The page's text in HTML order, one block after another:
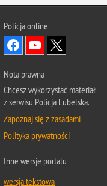
Policja online
Nota prawna
Chcesz wykorzystać materiał
z serwisu Policja Lubelska.
Zapoznaj się z zasadami
Polityka prywatności
Inne wersje portalu
wersja tekstowa